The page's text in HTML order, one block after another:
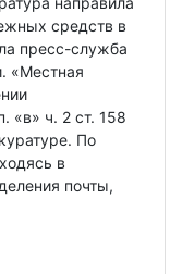
средств в
пресс-служба
«Местная
«в» ч. 2 ст. 158
По
в
почты,